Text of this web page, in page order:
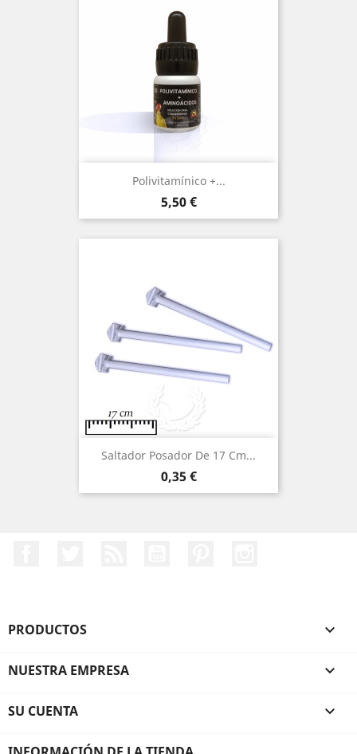
Polivitamínico +...
Precio
5,50 €
Saltador Posador De 17 Cm...
Precio
0,35 €
PRODUCTOS 
NUESTRA EMPRESA 
SU CUENTA 